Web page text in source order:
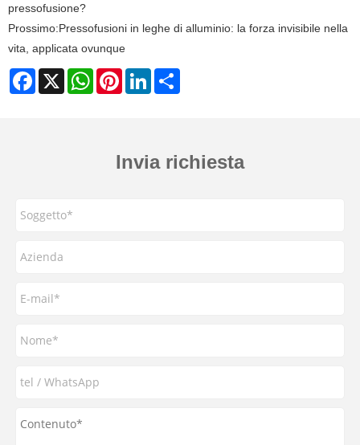
pressofusione?
Prossimo:Pressofusioni in leghe di alluminio: la forza invisibile nella
vita, applicata ovunque
Facebook
X WhatsAppPinterestLinkedIn
Invia richiesta